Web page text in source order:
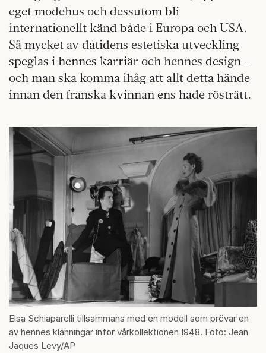
eget modehus och dessutom bli
internationellt känd både i Europa och USA.
Så mycket av dåtidens estetiska utveckling
speglas i hennes karriär och hennes design –
och man ska komma ihåg att allt detta hände
innan den franska kvinnan ens hade rösträtt.
Elsa Schiaparelli tillsammans med en modell som prövar en
av hennes klänningar inför vårkollektionen I948. Foto: Jean
Jaques Levy/AP